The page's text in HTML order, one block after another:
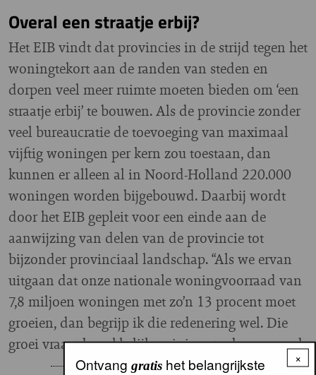
Overal een straatje erbij?
Het EIB vindt dat provincies in de strijd tegen het
woningtekort aan de randen van steden en
dorpen veel meer ruimte moeten bieden om ‘een
straatje erbij’ te bouwen. Als de provincie zonder
veel bureaucratie de toevoeging van maximaal
vijftig woningen per kern zou toestaan, dan
kunnen er alleen al in Noord-Holland 220.000
woningen worden bijgebouwd. Daarbij wordt
door het EIB gepleit voor een einde aan de
aanwijzing van delen van de provincie tot
bijzonder provinciaal landschap. “Als we ervan
uitgaan dat onze nationale woningvoorraad van
7,8 miljoen woningen met zo’n 13 procent moet
groeien, dan begrijp ik die redenering wel. Die
groei vraagt betrekkelijk weinig extra bouwgrond.
×
Ontvang gratishet belangrijkste